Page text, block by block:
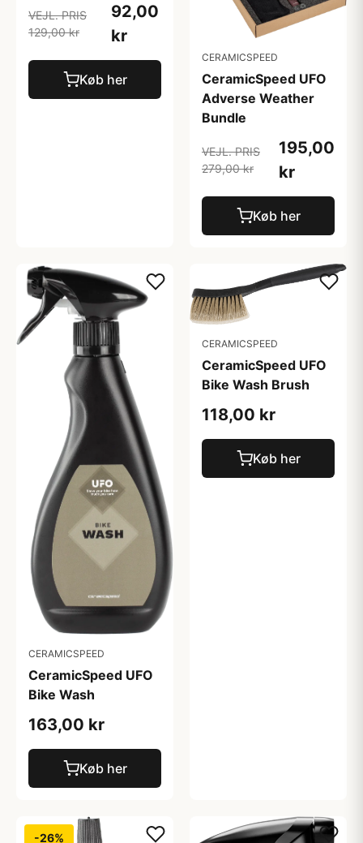
VEJL. PRIS
129,00 kr
92,00
kr
Køb her
CERAMICSPEED
CeramicSpeed UFO
Adverse Weather
Bundle
VEJL. PRIS
279,00 kr
195,00
kr
Køb her
CERAMICSPEED
CeramicSpeed UFO
Bike Wash
163,00 kr
Køb her
CERAMICSPEED
CeramicSpeed UFO
Bike Wash Brush
118,00 kr
Køb her
-26%